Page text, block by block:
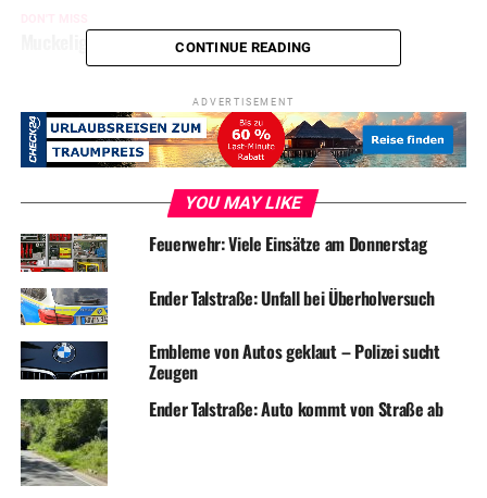
Muckelig: Hochsommer noch bis Sonntag
CONTINUE READING
ADVERTISEMENT
YOU MAY LIKE
Feuerwehr: Viele Einsätze am Donnerstag
Ender Talstraße: Unfall bei Überholversuch
Embleme von Autos geklaut – Polizei sucht
Zeugen
Ender Talstraße: Auto kommt von Straße ab